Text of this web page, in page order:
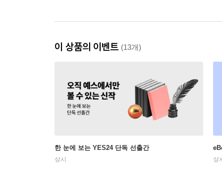
이 상품의 이벤트 (13개)
한 눈에 보는 YES24 단독 선출간
상시 상